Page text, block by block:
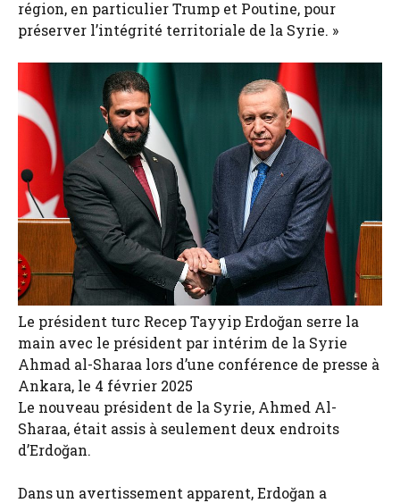
région, en particulier Trump et Poutine, pour
préserver l’intégrité territoriale de la Syrie. »
Le président turc Recep Tayyip Erdoğan serre la
main avec le président par intérim de la Syrie
Ahmad al-Sharaa lors d’une conférence de presse à
Ankara, le 4 février 2025
Le nouveau président de la Syrie, Ahmed Al-
Sharaa, était assis à seulement deux endroits
d’Erdoğan.
Dans un avertissement apparent, Erdoğan a